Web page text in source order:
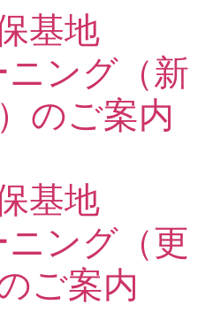
基地
ング（新
のご案内
基地
ング（更
ご案内